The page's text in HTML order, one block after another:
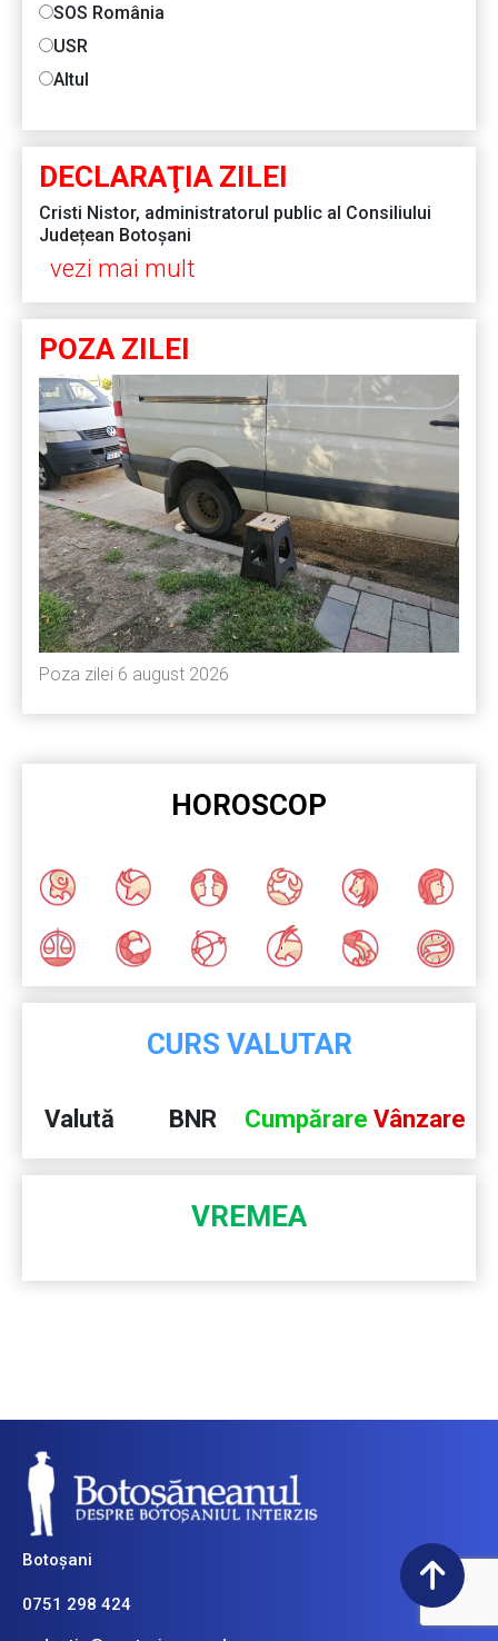
SOS România
USR
Altul
DECLARAŢIA ZILEI
Cristi Nistor, administratorul public al Consiliului
Județean Botoșani
vezi mai mult
POZA ZILEI
Poza zilei 6 august 2026
HOROSCOP
CURS VALUTAR
Valută BNR Cumpărare Vânzare
VREMEA
Botoșani
0751 298 424